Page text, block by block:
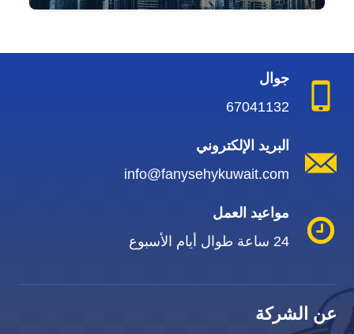
جوال
67041132
البريد الإلكتروني
info@fanysehykuwait.com
مواعيد العمل
24 ساعة طوال أيام الأسبوع
عن الشركة